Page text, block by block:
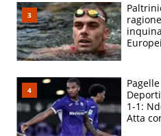
adesso
1-1:
Atta